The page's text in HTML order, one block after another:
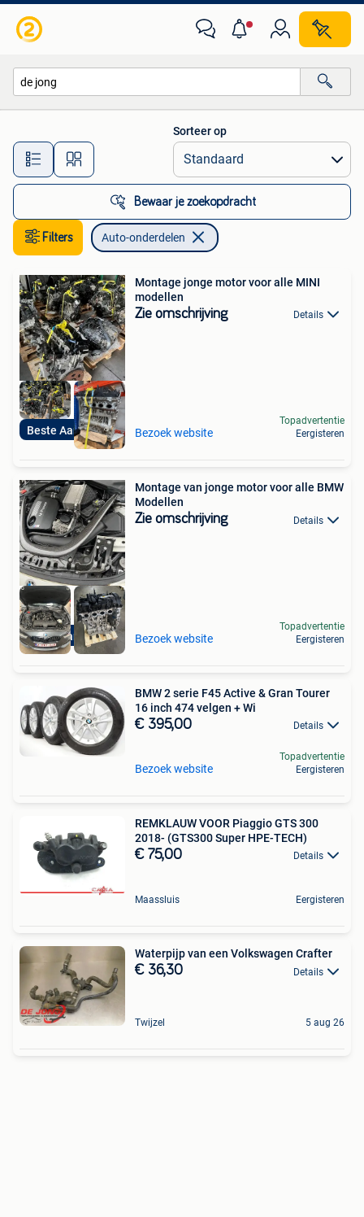
Alle afstanden…
Sorteer op
Bewaar je zoekopdracht
Filters Auto-onderdelen
Beste Aanbieding
Montage jonge motor voor alle MINI
modellen
Zie omschrijving Details
Bezoek website
Topadvertentie
Eergisteren
Beste Aanbieding
Montage van jonge motor voor alle BMW
Modellen
Zie omschrijving Details
Bezoek website
Topadvertentie
Eergisteren
BMW 2 serie F45 Active & Gran Tourer
16 inch 474 velgen + Wi
€ 395,00 Details
Bezoek website
Topadvertentie
Eergisteren
REMKLAUW VOOR Piaggio GTS 300
2018- (GTS300 Super HPE-TECH)
€ 75,00 Details
Maassluis Eergisteren
Waterpijp van een Volkswagen Crafter
€ 36,30 Details
Twijzel 5 aug 26